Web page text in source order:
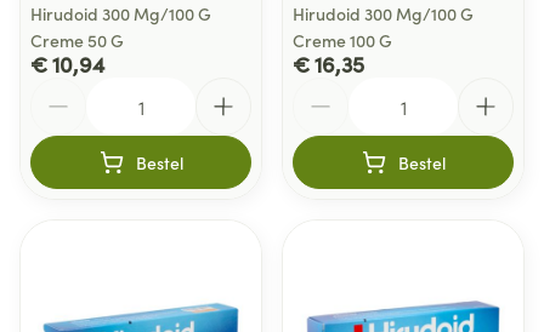
Hirudoid 300 Mg/100 G
Creme 50 G
€ 10,94
Bestel
Hirudoid 300 Mg/100 G
Creme 100 G
€ 16,35
Bestel